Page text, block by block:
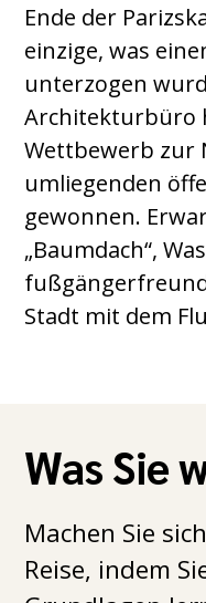
Ende der
einzige, was
unterzogen
Architekturbüro
Wettbewerb zur
umliegenden
gewonnen.
„Baumdach“,
Stadt mit dem
Was Sie
Machen Sie
Reise, indem